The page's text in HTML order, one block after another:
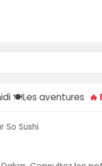
🍽️Les aventures
So Sushi